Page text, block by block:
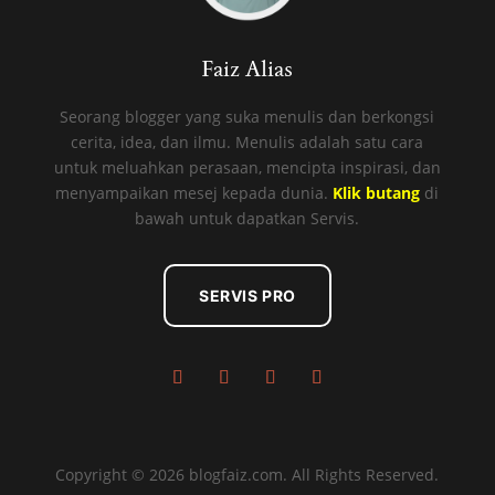
Faiz Alias
Seorang blogger yang suka menulis dan berkongsi
cerita, idea, dan ilmu. Menulis adalah satu cara
untuk meluahkan perasaan, mencipta inspirasi, dan
menyampaikan mesej kepada dunia. Klik butang di
bawah untuk dapatkan Servis.
SERVIS PRO
Copyright © 2026 blogfaiz.com. All Rights Reserved.